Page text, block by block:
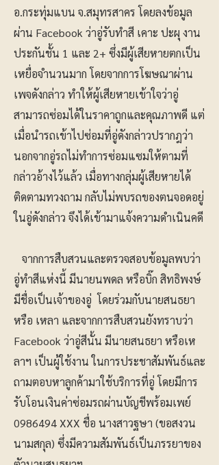
อ.กระทุ่มแบน จ.สมุทรสาคร โดยลงข้อมูล
ผ่าน Facebook ว่าอู่รับทำสี เคาะ ปะผุ งาน
ประกันชั้น 1 และ 2+ ซึ่งมีผู้เสียหายตกเป็น
เหยื่อจำนวนมาก โดยจากการโฆษณาผ่าน
เพจดังกล่าว ทำให้ผู้เสียหายเข้าใจว่าอู่
สามารถซ่อมได้ในราคาถูกและคุณภาพดี แต่
เมื่อนำรถเข้าไปซ่อมที่อู่ดังกล่าวปรากฎว่า
นอกจากอู่รถไม่ทำการซ่อมแซมให้ตามที่
กล่าวอ้างไว้แล้ว เมื่อทางกลุ่มผู้เสียหายได้
ติดตามทวงถาม กลับไม่พบรถของตนจอดอยู่
ในอู่ดังกล่าว จึงได้เข้ามาแจ้งความดำเนินคดี
จากการสืบสวนและตรวจสอบข้อมูลพบว่า
อู่ทำสีแห่งนี้ มีนายนพดล หรือบิ๊ก สิทธิพงษ์
มีชื่อเป็นเจ้าของอู่ โดยร่วมกับนายสนธยา
หรือ เหลา และจากการสืบสวนยังทราบว่า
Facebook ว่าอู่สีนั้น มีนายสนธยา หรือเห
ลาฯ เป็นผู้ใช้งาน ในการประชาสัมพันธ์และ
ถามตอบหาลูกค้ามาใช้บริการที่อู่ โดยมีการ
รับโอนเงินค่าซ่อมรถผ่านบัญชีพร้อมเพย์
0986494 XXX ชื่อ นางสาวฐษา (ขอสงวน
นามสกุล) ซึ่งมีความสัมพันธ์เป็นภรรยาของ